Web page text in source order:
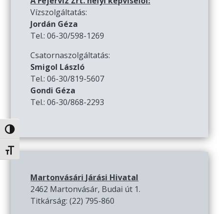
Nagy kontraszt váltása
Betűméret váltása
Vízszolgáltatás:
Jordán Géza
Tel.: 06-30/598-1269
Csatornaszolgáltatás:
Smigol László
Tel.: 06-30/819-5607
Gondi Géza
Tel.: 06-30/868-2293
Martonvásári Járási Hivatal
2462 Martonvásár, Budai út 1.
Titkárság: (22) 795-860